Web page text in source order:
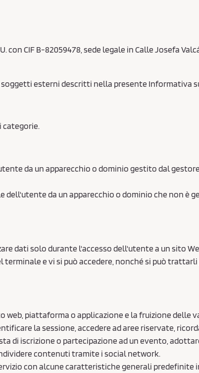
CIF B-82059478, sede legale in Calle Josefa
esterni descritti nella presente Informativa
categorie.
da un apparecchio o dominio gestito dal
da un apparecchio o dominio che non è
dati solo durante l'accesso dell'utente a un sito
e vi si può accedere, nonché si può
piattaforma o applicazione e la fruizione delle
la sessione, accedere ad aree riservate,
di iscrizione o partecipazione ad un evento,
contenuti tramite i social network.
con alcune caratteristiche generali predefinite